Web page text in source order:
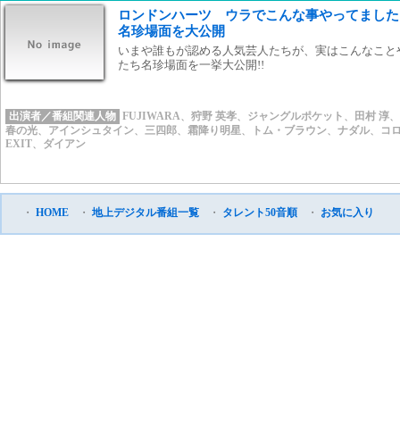
ロンドンハーツ ウラでこんな事やってまし
名珍場面を大公開
いまや誰もが認める人気芸人たちが、実はこんなこ
たち名珍場面を一挙大公開!!
出演者／番組関連人物 FUJIWARA、 狩野 英孝、 ジャングルポケット 、 田村 淳、
春の光、 アインシュタイン、 三四郎、 霜降り明星、 トム・ブラウン、 ナダル、
コ
EXIT、 ダイアン
・ HOME ・ 地上デジタル番組一覧 ・ タレント50音順 ・ お気に入り